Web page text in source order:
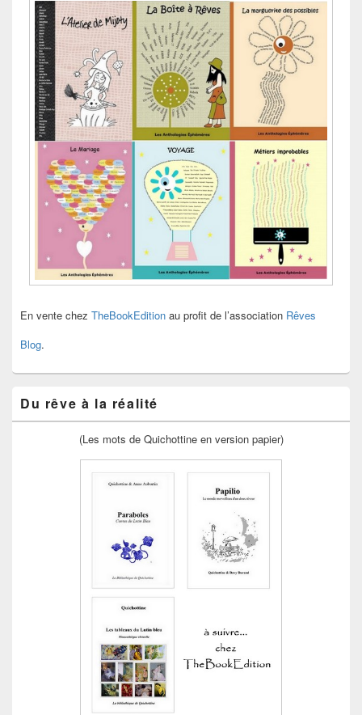
En vente chez TheBookEdition au profit de l’association Rêves
Blog.
Du rêve à la réalité
(Les mots de Quichottine en version papier)